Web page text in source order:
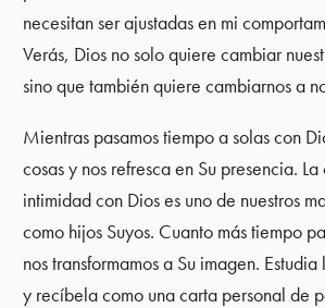
necesitan ser ajustadas en mi
Verás, Dios no solo quiere cambiar
sino que también quiere cambiarnos a
Mientras pasamos tiempo a solas con
cosas y nos refresca en Su presencia.
intimidad con Dios es uno de nuestros
como hijos Suyos. Cuanto más tiempo
nos transformamos a Su imagen.
y recíbela como una carta personal de